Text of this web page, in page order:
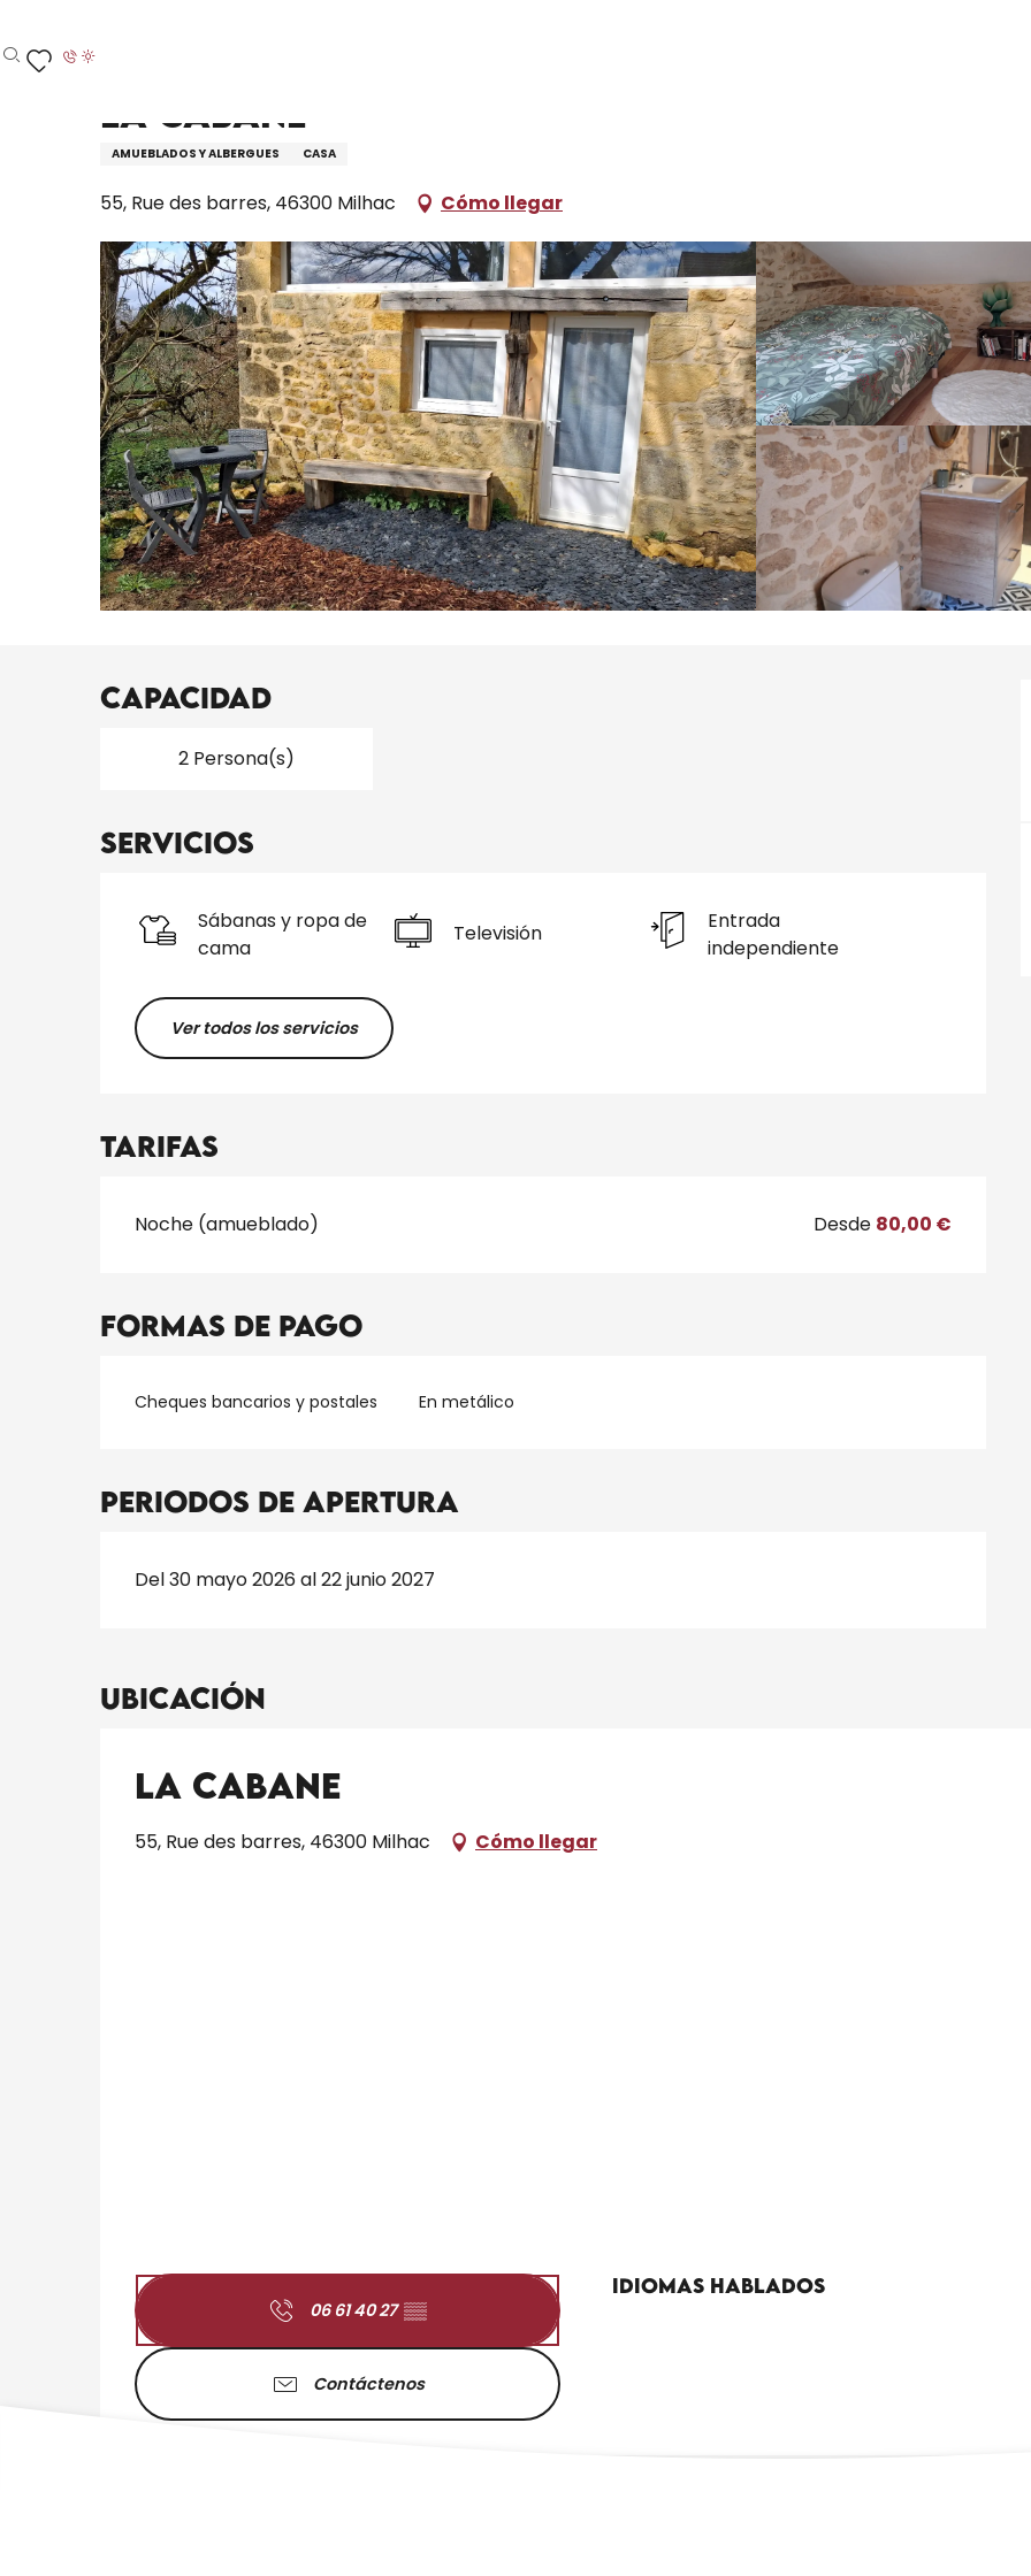
au
contenu
Buscar
La Cabane
AMUEBLADOS Y ALBERGUES CASA
55, Rue des barres, 46300 Milhac Cómo llegar
Capacidad
2 Persona(s)
Servicios
Sábanas y ropa de
cama
Televisión
Entrada
independiente
Ver todos los servicios
Tarifas
Tarifas 2026
Noche (amueblado) Desde 80,00 €
Formas de pago
Cheques bancarios y postales En metálico
Periodos de apertura
Del 30 mayo 2026 al 22 junio 2027
Ubicación
La Cabane
55, Rue des barres, 46300 Milhac Cómo llegar
06 61 40 27 ▒▒
Contáctenos
Idiomas hablados
Idiomas hablados